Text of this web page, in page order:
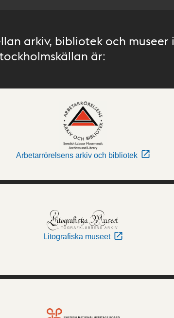
arkiv, bibliotek och museer i
är:
Arbetarrörelsens arkiv och bibliotek
Litografiska museet